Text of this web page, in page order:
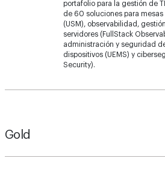
portafolio para la gestión de
de 60 soluciones para mesas
(USM), observabilidad,
servidores (FullStack
administración y seguridad
dispositivos (UEMS) y
Security).
Gold